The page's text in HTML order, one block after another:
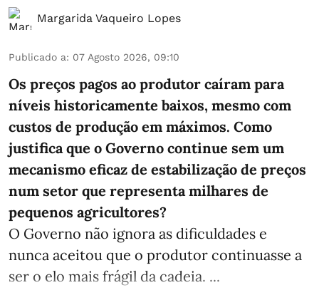
Margarida Vaqueiro Lopes
Publicado a: 07 Agosto 2026, 09:10
Os preços pagos ao produtor caíram para
níveis historicamente baixos, mesmo com
custos de produção em máximos. Como
justifica que o Governo continue sem um
mecanismo eficaz de estabilização de preços
num setor que representa milhares de
pequenos agricultores?
O Governo não ignora as dificuldades e
nunca aceitou que o produtor continuasse a
ser o elo mais frágil da cadeia. ...